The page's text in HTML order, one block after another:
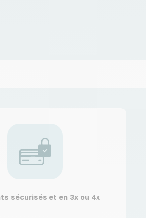
sécurisés et en 3x ou 4x